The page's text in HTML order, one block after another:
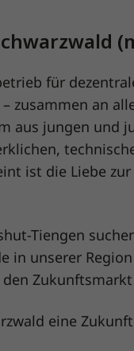
für
zusammen an
aus jungen und
ist die Liebe
Tiengen
in unserer
eine